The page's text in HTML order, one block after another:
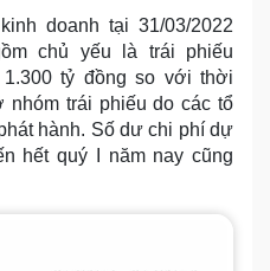
doanh tại 31/03/2022
chủ yếu là trái phiếu
tỷ đồng so với thời
nhóm trái phiếu do các tổ
hành. Số dư chi phí dự
hết quý I năm nay cũng